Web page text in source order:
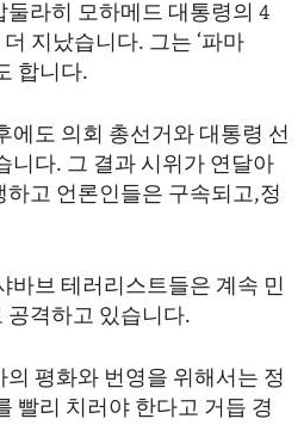
라히 모하메드 대통령의 4
지났습니다. 그는 ‘파마
합니다.
에도 의회 총선거와 대통령 선
니다. 그 결과 시위가 연달아
고 언론인들은 구속되고,정
바브 테러리스트들은 계속 민
공격하고 있습니다.
평화와 번영을 위해서는 정
빨리 치러야 한다고 거듭 경